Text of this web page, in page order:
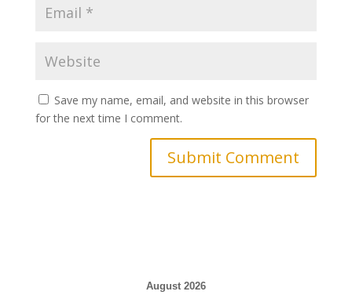
Save my name, email, and website in this browser
for the next time I comment.
August 2026